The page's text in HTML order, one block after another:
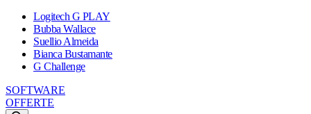
Logitech G PLAY
Bubba Wallace
Suellio Almeida
Bianca Bustamante
G Challenge
SOFTWARE
OFFERTE